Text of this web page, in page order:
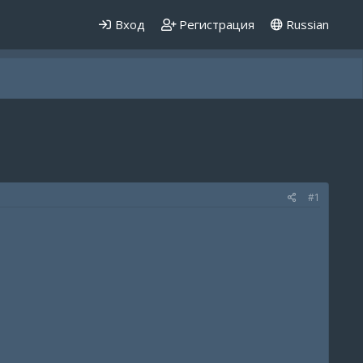
Вход Регистрация Russian
#1